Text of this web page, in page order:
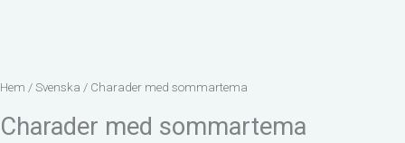
Hem / Svenska / Charader med sommartema
Charader med sommartema